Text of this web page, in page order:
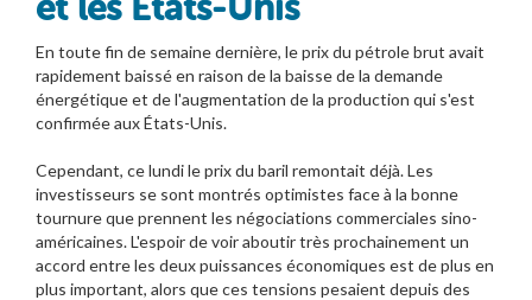
En toute fin de semaine dernière, le prix du pétrole brut avait
rapidement baissé en raison de la baisse de la demande
énergétique et de l'augmentation de la production qui s'est
confirmée aux États-Unis.
Cependant, ce lundi le prix du baril remontait déjà. Les
investisseurs se sont montrés optimistes face à la bonne
tournure que prennent les négociations commerciales sino-
américaines. L'espoir de voir aboutir très prochainement un
accord entre les deux puissances économiques est de plus en
plus important, alors que ces tensions pesaient depuis des